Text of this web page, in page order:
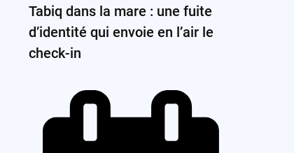
Tabiq dans la mare : une fuite
d’identité qui envoie en l’air le
check-in